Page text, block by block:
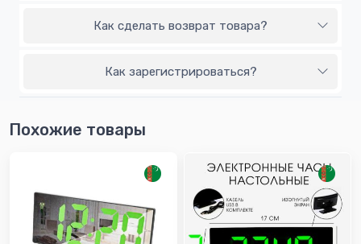
Как сделать возврат товара?
Как зарегистрироваться?
Похожие товары